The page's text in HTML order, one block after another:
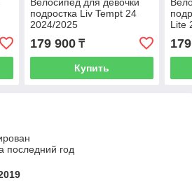
Велосипед для девочки
подростка Liv Tempt 24
2024/2025
179 900₸
Купить
Lite
последний год